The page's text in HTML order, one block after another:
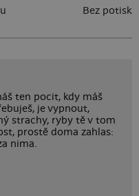
Bez potisku
ten pocit, kdy máš
je vypnout,
strachy, ryby tě v tom
prostě doma zahlas:
nima.